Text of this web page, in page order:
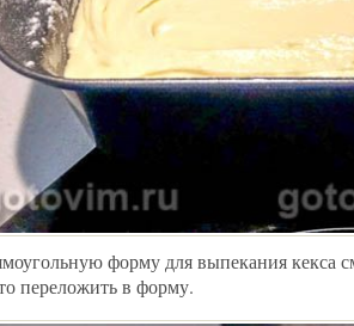
форму для выпекания кекса
переложить в форму.